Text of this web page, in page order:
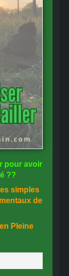
pour avoir
??
simples
de
Pleine